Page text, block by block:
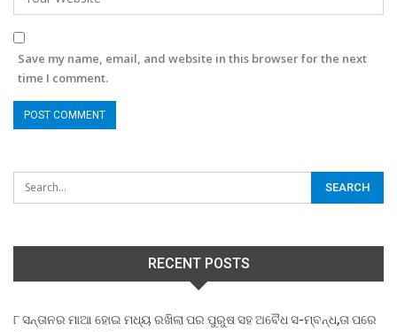
Save my name, email, and website in this browser for the next
time I comment.
RECENT POSTS
୮ ସନ୍ତାନର ମାଆ ହୋଇ ମଧ୍ୟ ରଖିଲା ପର ପୁରୁଷ ସହ ଅବୈଧ ସ-ମ୍ବନ୍ଧ,ତା ପରେ